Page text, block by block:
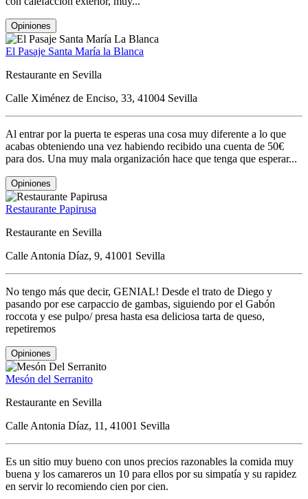
Opiniones
El Pasaje Santa María la Blanca
Restaurante en Sevilla
Calle Ximénez de Enciso, 33, 41004 Sevilla
Al entrar por la puerta te esperas una cosa muy diferente a lo que
acabas obteniendo una vez habiendo recibido una cuenta de 50€
para dos. Una muy mala organización hace que tenga que esperar...
Opiniones
Restaurante Papirusa
Restaurante en Sevilla
Calle Antonia Díaz, 9, 41001 Sevilla
No tengo más que decir, GENIAL! Desde el trato de Diego y
pasando por ese carpaccio de gambas, siguiendo por el Gabón
roccota y ese pulpo/ presa hasta esa deliciosa tarta de queso,
repetiremos
Opiniones
Mesón del Serranito
Restaurante en Sevilla
Calle Antonia Díaz, 11, 41001 Sevilla
Es un sitio muy bueno con unos precios razonables la comida muy
buena y los camareros un 10 para ellos por su simpatía y su rapidez
en servir lo recomiendo cien por cien.